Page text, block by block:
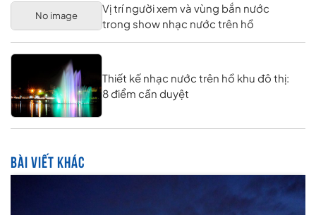
No image
Vị trí người xem và vùng bắn nước
trong show nhạc nước trên hồ
Thiết kế nhạc nước trên hồ khu đô thị:
8 điểm cần duyệt
BÀI VIẾT KHÁC